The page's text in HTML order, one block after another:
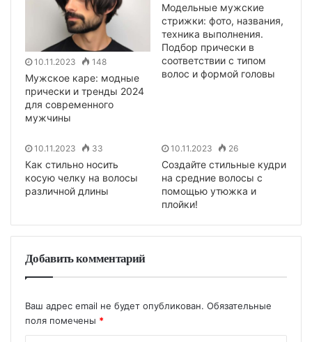
10.11.2023 148
Мужское каре: модные
прически и тренды 2024
для современного
мужчины
Модельные мужские
стрижки: фото, названия,
техника выполнения.
Подбор прически в
соответствии с типом
волос и формой головы
10.11.2023 33
Как стильно носить
косую челку на волосы
различной длины
10.11.2023 26
Создайте стильные кудри
на средние волосы с
помощью утюжка и
плойки!
Добавить комментарий
Ваш адрес email не будет опубликован. Обязательные
поля помечены *